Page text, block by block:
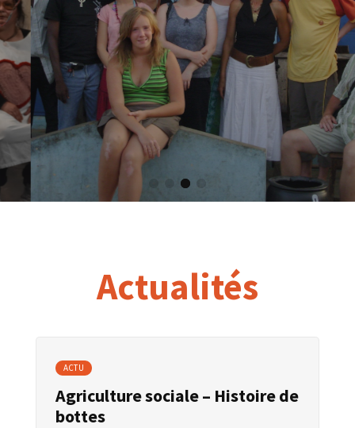
Actualités
ACTU
Agriculture sociale – Histoire de
bottes